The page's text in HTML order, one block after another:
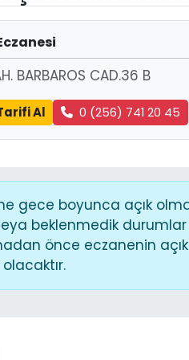
BARBAROS CAD.36 B
Al 0 (256) 741 20 45
gece boyunca açık
beklenmedik
önce eczanenin